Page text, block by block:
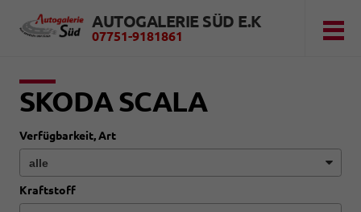
AUTOGALERIE SÜD E.K
07751-9181861
SKODA SCALA
Verfügbarkeit, Art
Kraftstoff